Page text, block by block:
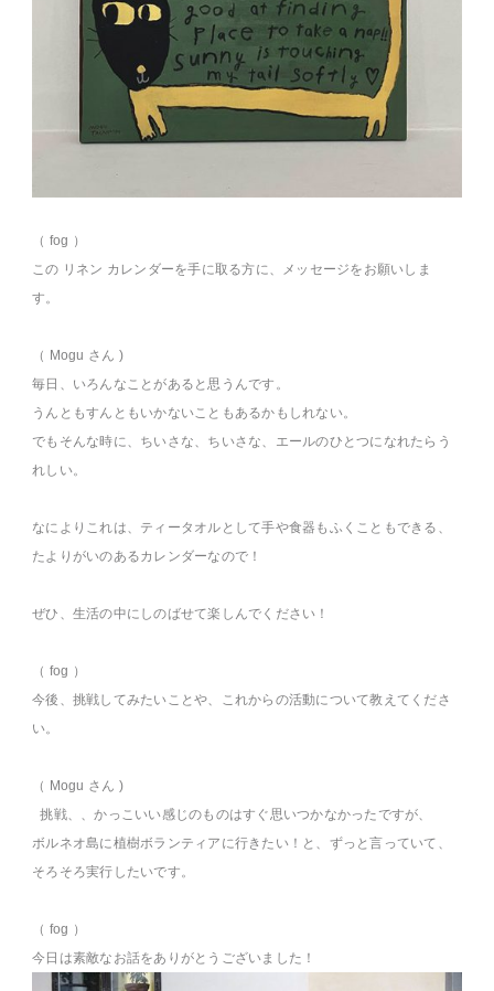
（ fog ）
この リネン カレンダーを手に取る方に、メッセージをお願いしま
す。
（ Mogu さん )
毎日、いろんなことがあると思うんです。
うんともすんともいかないこともあるかもしれない。
でもそんな時に、ちいさな、ちいさな、エールのひとつになれたらう
れしい。
なによりこれは、ティータオルとして手や食器もふくこともできる、
たよりがいのあるカレンダーなので！
ぜひ、生活の中にしのばせて楽しんでください！
（ fog ）
今後、挑戦してみたいことや、これからの活動について教えてくださ
い。
（ Mogu さん )
挑戦、、かっこいい感じのものはすぐ思いつかなかったですが、
ボルネオ島に植樹ボランティアに行きたい！と、ずっと言っていて、
そろそろ実行したいです。
（ fog ）
今日は素敵なお話をありがとうございました！